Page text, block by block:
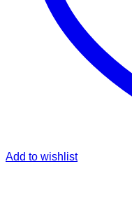
Add to wishlist